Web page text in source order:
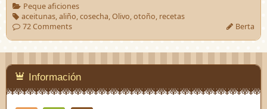
Peque aficiones
aceitunas,aliño,cosecha,Olivo,otoño, recetas
72 Comments
Berta
Información